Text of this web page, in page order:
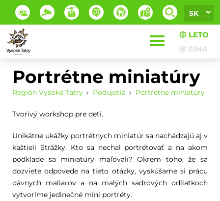
SK
LETO
ZIMA
Portrétne miniatúry
Región Vysoké Tatry Podujatia Portrétne miniatúry
Tvorivý workshop pre deti.
Unikátne ukážky portrétnych miniatúr sa nachádzajú aj v
kaštieli Strážky. Kto sa nechal portrétovať a na akom
podklade sa miniatúry maľovali? Okrem toho, že sa
dozviete odpovede na tieto otázky, vyskúšame si prácu
dávnych maliarov a na malých sadrových odliatkoch
vytvoríme jedinečné mini portréty.